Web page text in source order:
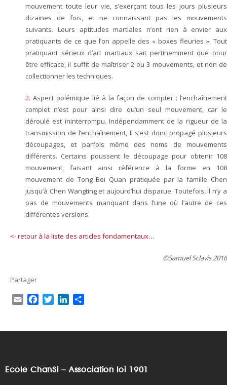
mouvement toute leur vie, s’exerçant tous les jours plusieurs
dizaines de fois, et ne connaissant pas les mouvements
suivants. Leurs aptitudes martiales n’ont rien à envier aux
pratiquants de ce que l’on appelle des « boxes fleuries ». Tout
pratiquant sérieux d’art martiaux sait pertinemment que pour
être efficace, il suffit de maîtriser 2 ou 3 mouvements, et non de
collectionner les techniques.
2. Aspect polémique lié à la façon de compter : l’enchaînement
complet n’est pour ainsi dire qu’un seul mouvement, car le
déroulé est ininterrompu. Indépendamment de la rigueur de la
transmission de l’enchaînement, Il s’est donc propagé plusieurs
découpages, et parfois même des noms de mouvements
différents. Certains poussent le découpage pour obtenir 108
mouvement, faisant ainsi référence à la forme en 108
mouvement de Tong Bei Quan pratiquée par la famille Chen
jusqu’à Chen Wangting et aujourd’hui disparue. Toutefois, il n’y a
pas de mouvements manquant dans l’une où l’autre de ces
différentes versions.
<- retour à la liste des articles fondamentaux…
©Samuel Sclavis 2016
Partager
i
e
o
t
r
k
I
t
e
Ecole ChanSi – Association loi 1901